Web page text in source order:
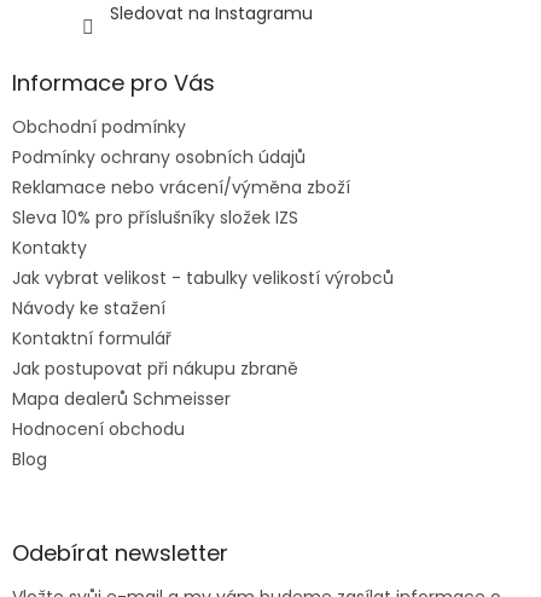
Sledovat na Instagramu
Informace pro Vás
Obchodní podmínky
Podmínky ochrany osobních údajů
Reklamace nebo vrácení/výměna zboží
Sleva 10% pro příslušníky složek IZS
Kontakty
Jak vybrat velikost - tabulky velikostí výrobců
Návody ke stažení
Kontaktní formulář
Jak postupovat při nákupu zbraně
Mapa dealerů Schmeisser
Hodnocení obchodu
Blog
Odebírat newsletter